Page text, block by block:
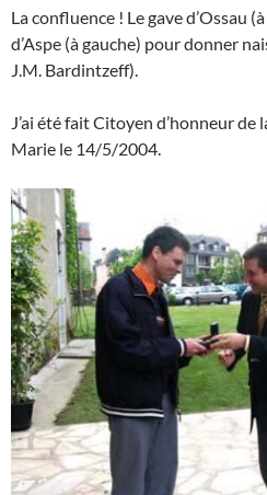
La confluence ! Le gave d’Ossau
d’Aspe (à gauche) pour donner
J.M. Bardintzeff).
J’ai été fait Citoyen d’honneur
Marie le 14/5/2004.